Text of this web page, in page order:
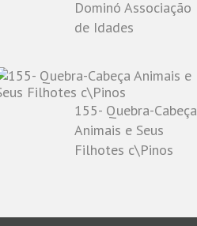
Dominó Associação
de Idades
155- Quebra-Cabeça
Animais e Seus
Filhotes c\Pinos